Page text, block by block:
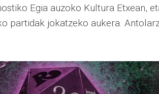
Egia auzoko Kultura Etxean,
partidak jokatzeko aukera.